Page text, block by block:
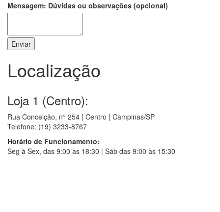
Mensagem: Dúvidas ou observações (opcional)
Enviar
Localização
Loja 1 (Centro):
Rua Conceição, n° 254 | Centro | Campinas/SP
Telefone: (19) 3233-8767
Horário de Funcionamento:
Seg à Sex, das 9:00 às 18:30 | Sáb das 9:00 às 15:30